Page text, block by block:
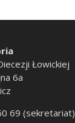
Łowickiej
6a
69 (sekretariat)